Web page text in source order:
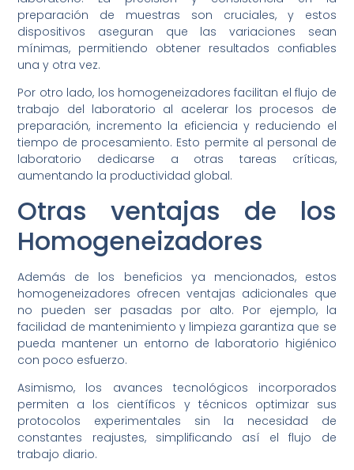
preparación de muestras son cruciales, y estos
dispositivos aseguran que las variaciones sean
mínimas, permitiendo obtener resultados confiables
una y otra vez.
Por otro lado, los homogeneizadores facilitan el flujo de
trabajo del laboratorio al acelerar los procesos de
preparación, incremento la eficiencia y reduciendo el
tiempo de procesamiento. Esto permite al personal de
laboratorio dedicarse a otras tareas críticas,
aumentando la productividad global.
Otras ventajas de los
Homogeneizadores
Además de los beneficios ya mencionados, estos
homogeneizadores ofrecen ventajas adicionales que
no pueden ser pasadas por alto. Por ejemplo, la
facilidad de mantenimiento y limpieza garantiza que se
pueda mantener un entorno de laboratorio higiénico
con poco esfuerzo.
Asimismo, los avances tecnológicos incorporados
permiten a los científicos y técnicos optimizar sus
protocolos experimentales sin la necesidad de
constantes reajustes, simplificando así el flujo de
trabajo diario.